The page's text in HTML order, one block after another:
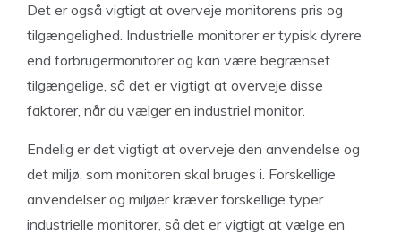
Det er også vigtigt at overveje monitorens pris og
tilgængelighed. Industrielle monitorer er typisk dyrere
end forbrugermonitorer og kan være begrænset
tilgængelige, så det er vigtigt at overveje disse
faktorer, når du vælger en industriel monitor.
Endelig er det vigtigt at overveje den anvendelse og
det miljø, som monitoren skal bruges i. Forskellige
anvendelser og miljøer kræver forskellige typer
industrielle monitorer, så det er vigtigt at vælge en